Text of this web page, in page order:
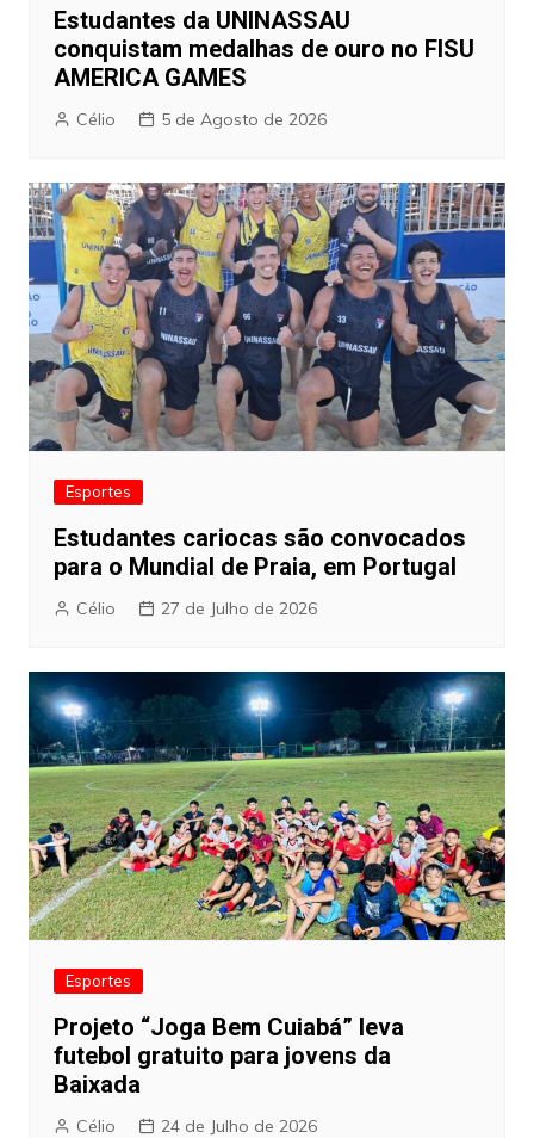
Estudantes da UNINASSAU
conquistam medalhas de ouro no FISU
AMERICA GAMES
Célio 5 de Agosto de 2026
Esportes
Estudantes cariocas são convocados
para o Mundial de Praia, em Portugal
Célio 27 de Julho de 2026
Esportes
Projeto “Joga Bem Cuiabá” leva
futebol gratuito para jovens da
Baixada
Célio 24 de Julho de 2026